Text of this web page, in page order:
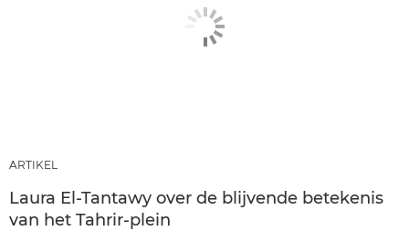
ARTIKEL
Laura El-Tantawy over de blijvende betekenis
van het Tahrir-plein